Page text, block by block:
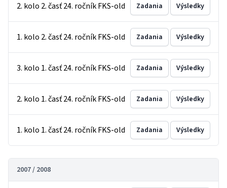
2. kolo 2. časť 24. ročník FKS-old Zadania Výsledky
1. kolo 2. časť 24. ročník FKS-old Zadania Výsledky
3. kolo 1. časť 24. ročník FKS-old Zadania Výsledky
2. kolo 1. časť 24. ročník FKS-old Zadania Výsledky
1. kolo 1. časť 24. ročník FKS-old Zadania Výsledky
2007 / 2008